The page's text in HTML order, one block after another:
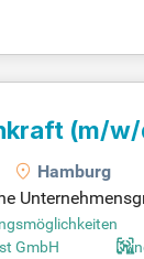
(m/
Hamburg
schaffen. Mit
Projekte wie
GmbH